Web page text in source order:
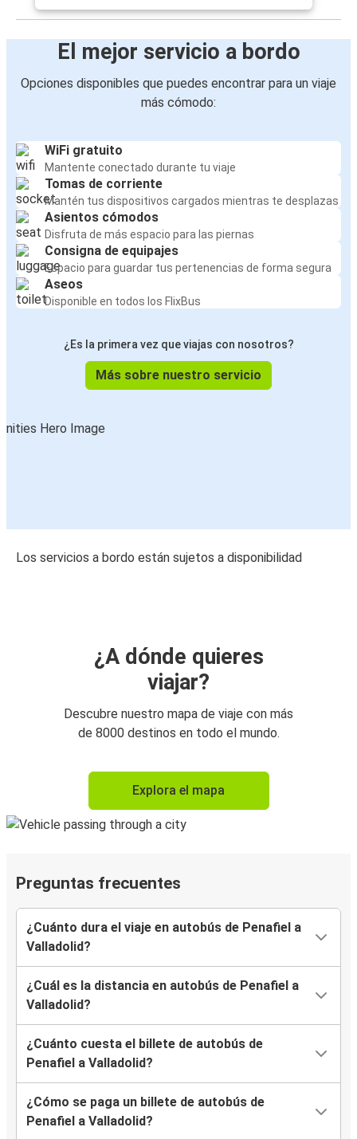
El mejor servicio a bordo
Opciones disponibles que puedes encontrar para un viaje
más cómodo:
WiFi gratuito
Mantente conectado durante tu viaje
Tomas de corriente
Mantén tus dispositivos cargados mientras te desplazas
Asientos cómodos
Disfruta de más espacio para las piernas
Consigna de equipajes
Espacio para guardar tus pertenencias de forma segura
Aseos
Disponible en todos los FlixBus
¿Es la primera vez que viajas con nosotros?
Más sobre nuestro servicio
Los servicios a bordo están sujetos a disponibilidad
¿A dónde quieres
viajar?
Descubre nuestro mapa de viaje con más
de 8000 destinos en todo el mundo.
Explora el mapa
Preguntas frecuentes
¿Cuánto dura el viaje en autobús de Penafiel a
Valladolid?
¿Cuál es la distancia en autobús de Penafiel a
Valladolid?
¿Cuánto cuesta el billete de autobús de
Penafiel a Valladolid?
¿Cómo se paga un billete de autobús de
Penafiel a Valladolid?